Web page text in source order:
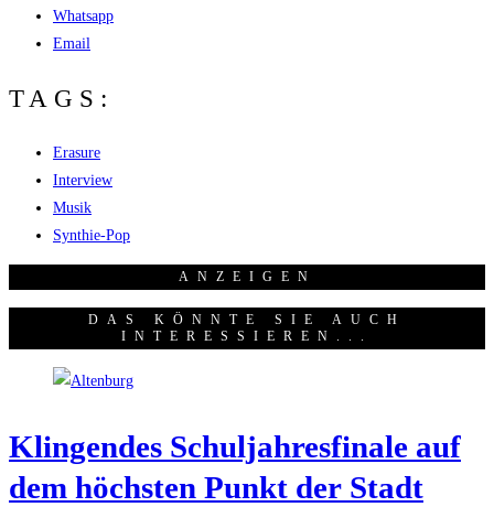
Whatsapp
Email
TAGS:
Erasure
Interview
Musik
Synthie-Pop
ANZEI­GEN
DAS KÖNNTE SIE AUCH
INTERESSIEREN...
Klin­gen­des Schul­jah­res­fi­na­le auf
dem höchs­ten Punkt der Stadt